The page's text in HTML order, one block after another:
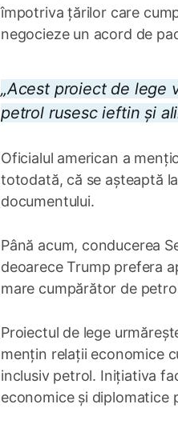
împotriva țărilor care
negocieze un acord de
„Acest proiect de lege
petrol rusesc ieftin și
Oficialul american a
totodată, că se așteaptă
documentului.
Până acum, conducerea
deoarece Trump prefera
mare cumpărător de
Proiectul de lege
mențin relații economice
inclusiv petrol. Inițiativa
economice și diplomatice